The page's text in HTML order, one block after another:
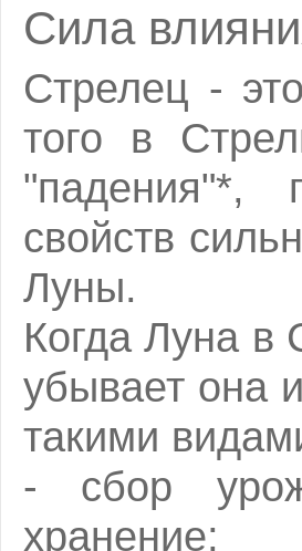
Сила
Стрелец -
того в
"падения"*,
свойств
Луны.
Когда Луна в
убывает она
такими
- сбор
хранение;